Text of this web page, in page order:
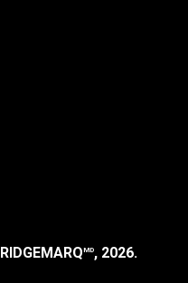
MD, 2026.